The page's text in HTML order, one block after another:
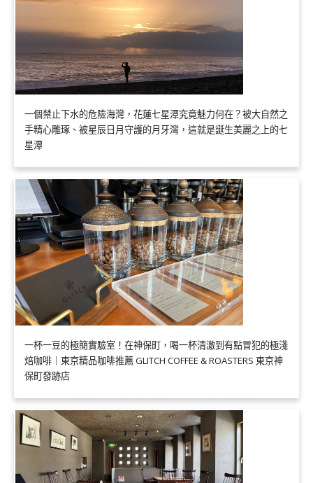
一個禁止下水的危險海灣，花蓮七星潭究竟魅力何在？被大自然之
手精心雕琢、被星辰日月守護的月牙灣，這就是誕生美麗之上的七
星潭
一杯一豆的極簡實驗室！在神保町，喝一杯清澈到有點冒犯的極淺
焙咖啡｜東京精品咖啡推薦 GLITCH COFFEE & ROASTERS 東京神
保町發跡店